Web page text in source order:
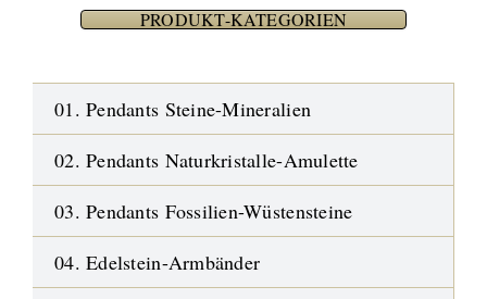
PRODUKT-KATEGORIEN
01. Pendants Steine-Mineralien
02. Pendants Naturkristalle-Amulette
03. Pendants Fossilien-Wüstensteine
04. Edelstein-Armbänder